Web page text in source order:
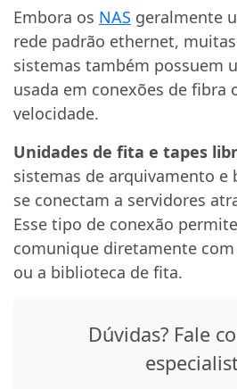
Embora os NAS geralmente
rede padrão ethernet, muitas
sistemas também possuem
usada em conexões de fibra
velocidade.
Unidades de fita e tapes
sistemas de arquivamento e
se conectam a servidores
Esse tipo de conexão
comunique diretamente
ou a biblioteca de fita.
Dúvidas? Fale